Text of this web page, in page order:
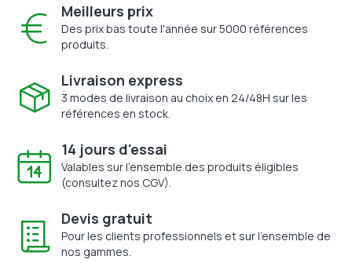
Meilleurs prix
Des prix bas toute l'année sur 5000 références
produits.
Livraison express
3 modes de livraison au choix en 24/48H sur les
références en stock.
14 jours d'essai
Valables sur l'ensemble des produits éligibles
(consultez nos CGV).
Devis gratuit
Pour les clients professionnels et sur l'ensemble de
nos gammes.